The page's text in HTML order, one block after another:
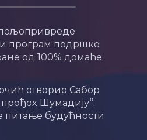
програм подршке
од 100% домаће
отворио Сабор
Шумадију“:
питање будућности